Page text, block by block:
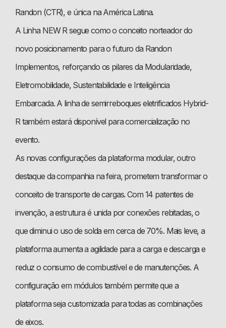
Randon (CTR), e única na América Latina.
A Linha NEW R segue como o conceito norteador do
novo posicionamento para o futuro da Randon
Implementos, reforçando os pilares da Modularidade,
Eletromobilidade, Sustentabilidade e Inteligência
Embarcada. A linha de semirreboques eletrificados Hybrid-
R também estará disponível para comercialização no
evento.
As novas configurações da plataforma modular, outro
destaque da companhia na feira, prometem transformar o
conceito de transporte de cargas. Com 14 patentes de
invenção, a estrutura é unida por conexões rebitadas, o
que diminui o uso de solda em cerca de 70%. Mais leve, a
plataforma aumenta a agilidade para a carga e descarga e
reduz o consumo de combustível e de manutenções. A
configuração em módulos também permite que a
plataforma seja customizada para todas as combinações
de eixos.